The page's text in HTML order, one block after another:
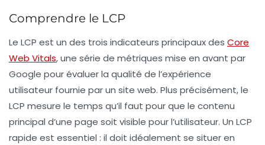
Comprendre le LCP
Le LCP est un des trois indicateurs principaux des Core
Web Vitals, une série de métriques mise en avant par
Google pour évaluer la qualité de l’expérience
utilisateur fournie par un site web. Plus précisément, le
LCP mesure le temps qu’il faut pour que le contenu
principal d’une page soit visible pour l’utilisateur. Un LCP
rapide est essentiel : il doit idéalement se situer en